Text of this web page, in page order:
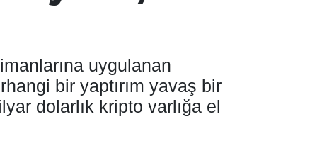
uygulanan
bir yaptırım yavaş bir
dolarlık kripto varlığa el